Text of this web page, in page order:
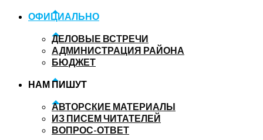
ОФИЦИАЛЬНО
ДЕЛОВЫЕ ВСТРЕЧИ
АДМИНИСТРАЦИЯ РАЙОНА
БЮДЖЕТ
НАМ ПИШУТ
АВТОРСКИЕ МАТЕРИАЛЫ
ИЗ ПИСЕМ ЧИТАТЕЛЕЙ
ВОПРОС-ОТВЕТ